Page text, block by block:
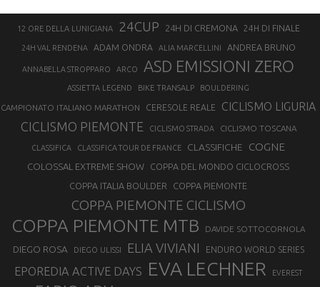
12 ORE DELLA LUNIGIANA 24CUP 24H DI CREMONA 24H DI FINALE
24H VAL RENDENA ADAM ONDRA ALIA MARCELLINI ANDREA BRUNO
ANNABELLA STROPPARO ARCO ASD EMISSIONI ZERO
ASSIETTA LEGEND BIKE TRANSALP BOULDERING
CAMPIONATO ITALIANO MARATHON CERESOLE REALE CICLISMO LIGURIA
CICLISMO PIEMONTE CICLISMO STRADA CICLISMO TOSCANA
CLASSIFICA CLASSIFICA TOUR DE FRANCE CLASSIFICHE COGNE
COLOSSAL EXTREME SHOW
COPPA DEL MONDO CICLOCROSS
COPPA ITALIA BOULDER
COPPA PIEMONTE
COPPA PIEMONTE CICLISMO
COPPA PIEMONTE MTB DAVIDE SOTTOCORNOLA
DIEGO ROSA DIEGO ULISSI ELIA VIVIANI ENDURO WORLD SERIES
EPOREDIA ACTIVE DAYS EVA LECHNER EVEREST